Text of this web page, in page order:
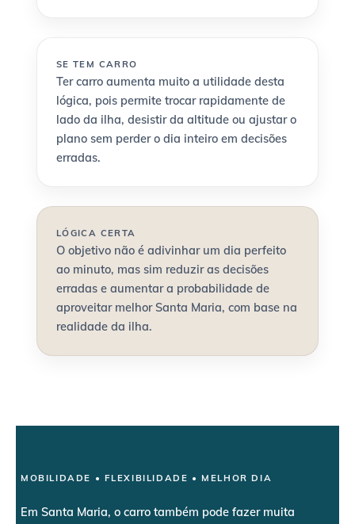
SE TEM CARRO
Ter carro aumenta muito a utilidade desta
lógica, pois permite trocar rapidamente de
lado da ilha, desistir da altitude ou ajustar o
plano sem perder o dia inteiro em decisões
erradas.
LÓGICA CERTA
O objetivo não é adivinhar um dia perfeito
ao minuto, mas sim reduzir as decisões
erradas e aumentar a probabilidade de
aproveitar melhor Santa Maria, com base na
realidade da ilha.
MOBILIDADE • FLEXIBILIDADE • MELHOR DIA
Em Santa Maria, o carro também pode fazer muita